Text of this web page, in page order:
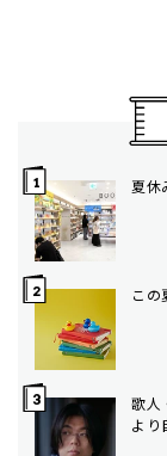
夏休
この
歌人
より